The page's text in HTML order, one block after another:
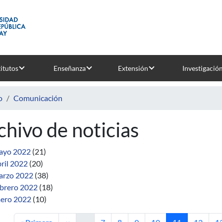
Enseñanza Extensión Investigación
Comunicación
de noticias
2022 (21)
2022 (20)
2022 (38)
2022 (18)
2022 (10)